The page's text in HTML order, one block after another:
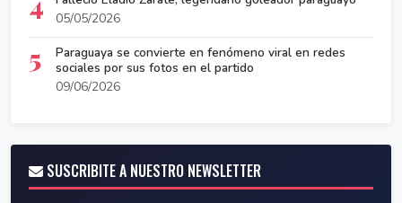
05/05/2026
5
Paraguaya se convierte en fenómeno viral en redes
sociales por sus fotos en el partido
09/06/2026
SUSCRIBITE A NUESTRO NEWSLETTER